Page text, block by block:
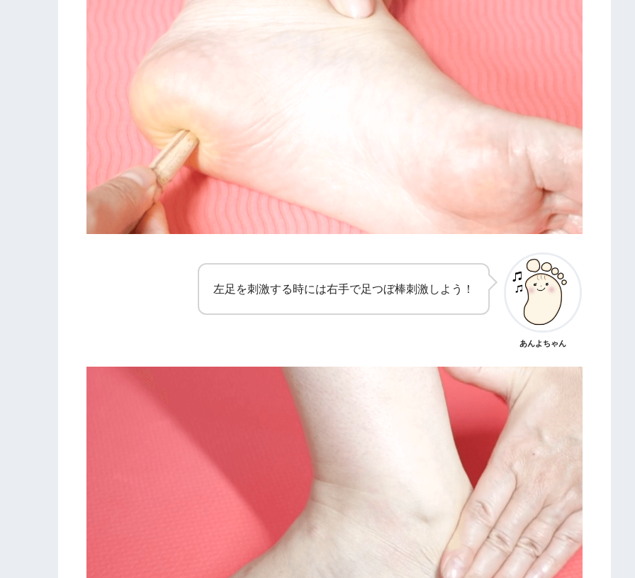
左足を刺激する時には右手で足つぼ棒刺激しよう！
あんよちゃん